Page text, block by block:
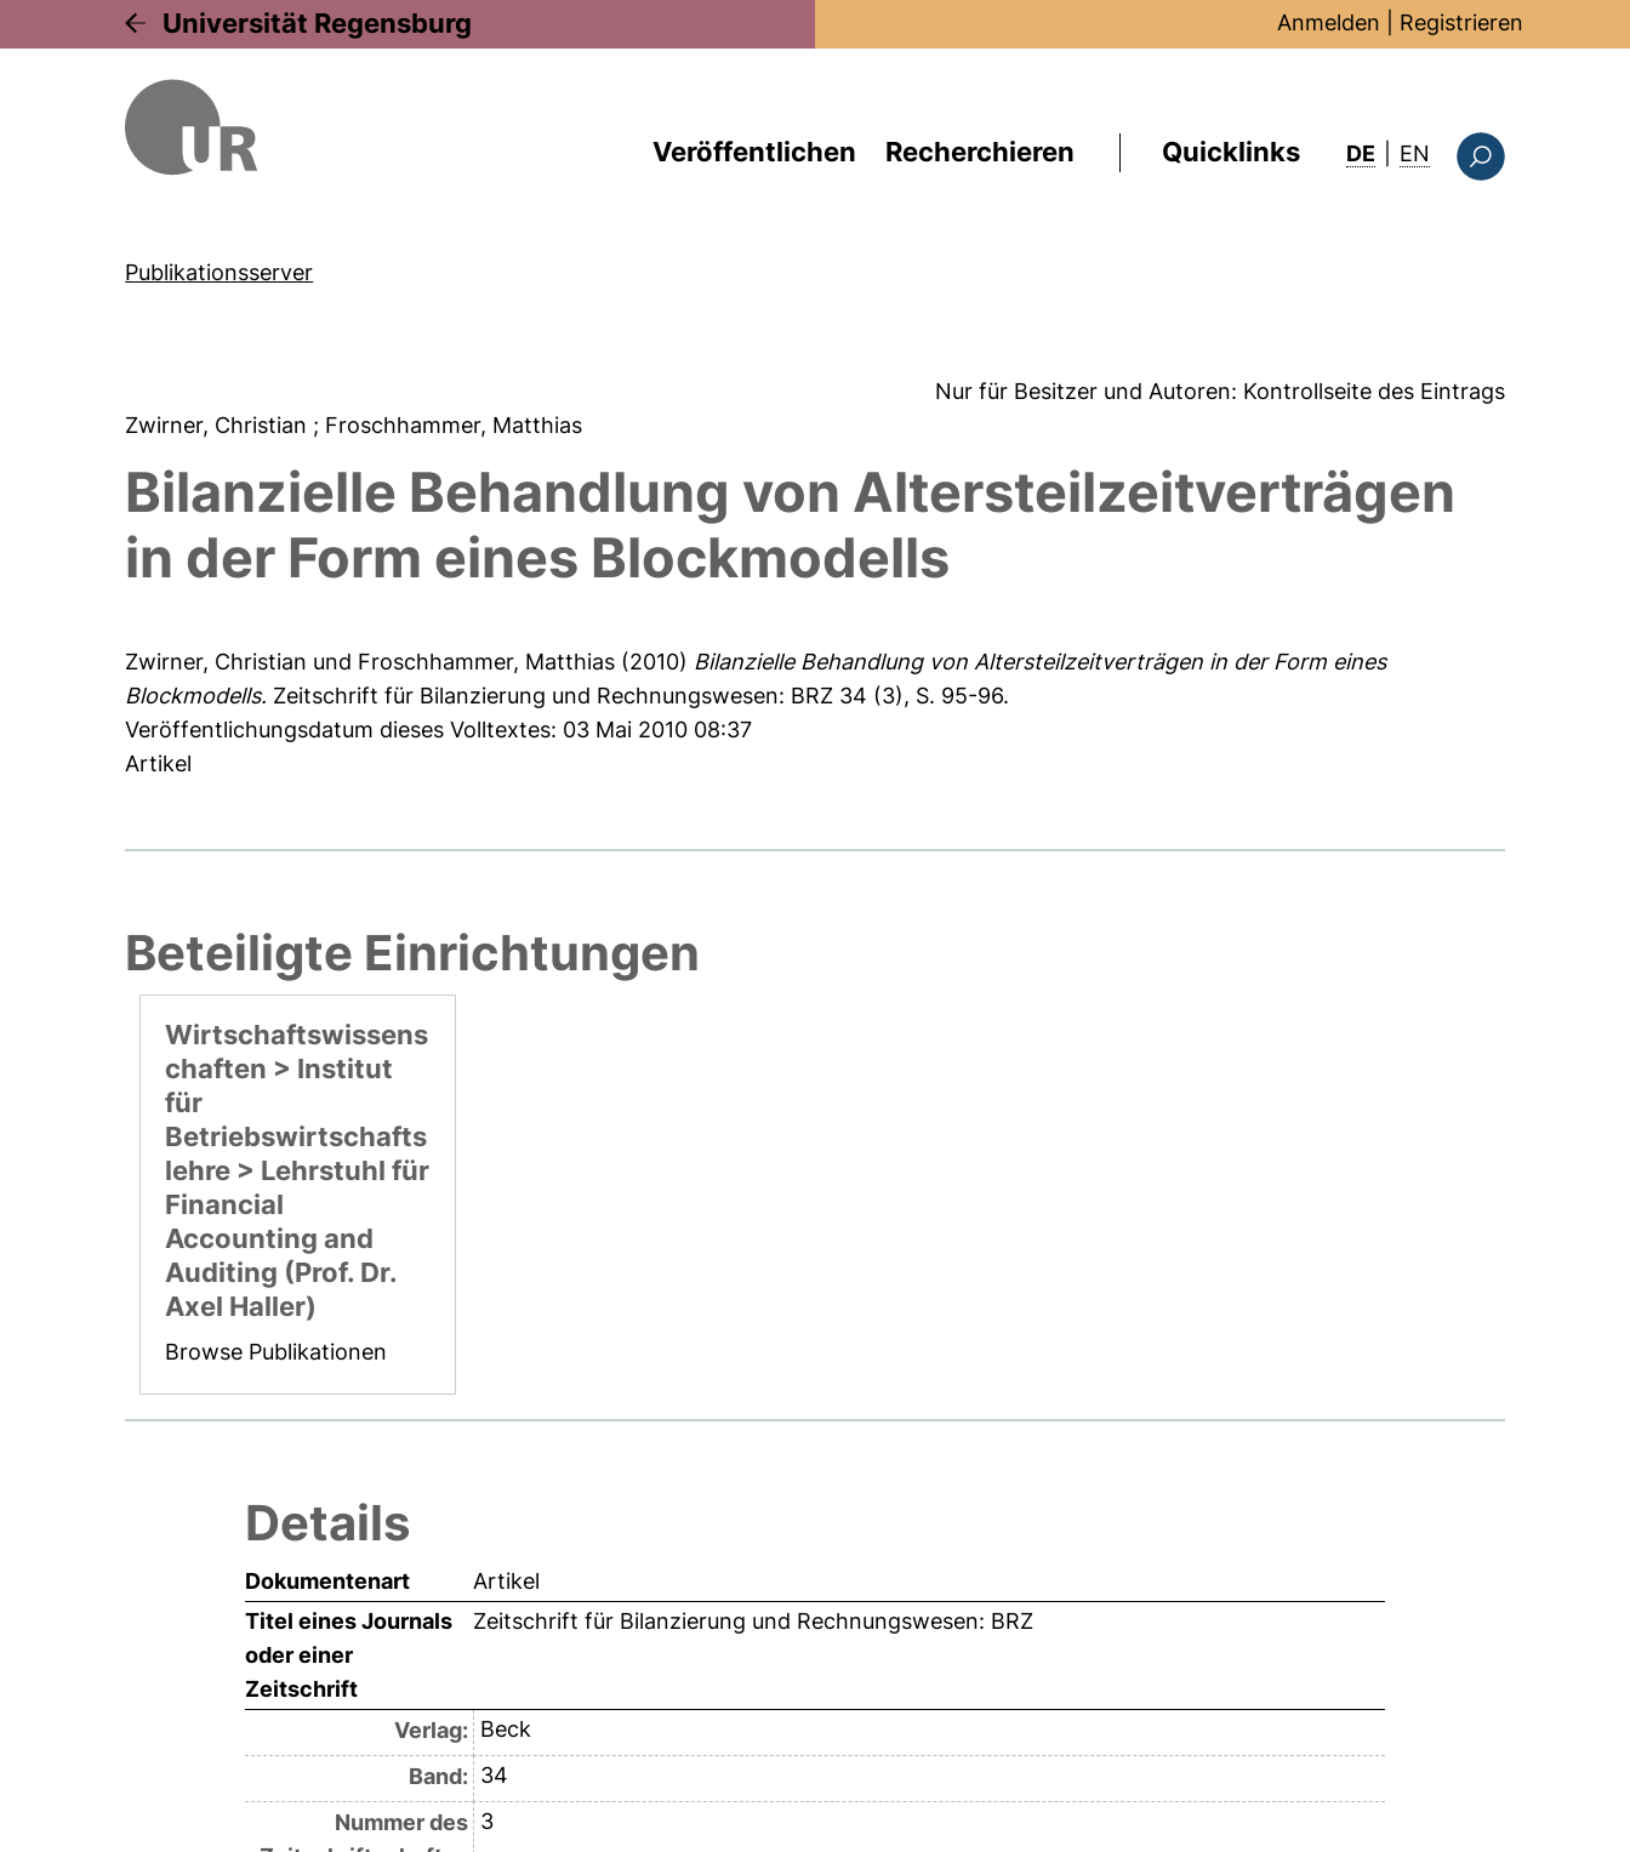
Universität Regensburg Anmelden Registrieren
Veröffentlichen Recherchieren Quicklinks DE EN : this page in
Publikationsserver
Nur für Besitzer und Autoren: Kontrollseite des Eintrags
Zwirner, Christian ; Froschhammer, Matthias
Bilanzielle Behandlung von Altersteilzeitverträgen
in der Form eines Blockmodells
Zwirner, Christian und Froschhammer, Matthias (2010) Bilanzielle Behandlung von Altersteilzeitverträgen in der Form eines
Blockmodells. Zeitschrift für Bilanzierung und Rechnungswesen: BRZ 34 (3), S. 95-96.
Veröffentlichungsdatum dieses Volltextes: 03 Mai 2010 08:37
Artikel
Beteiligte Einrichtungen
Wirtschaftswissens
chaften > Institut
für
Betriebswirtschafts
lehre > Lehrstuhl für
Financial
Accounting and
Auditing (Prof. Dr.
Axel Haller)
Browse Publikationen
Details
Dokumentenart
Artikel
Titel eines Journals
oder einer
Zeitschrift
Zeitschrift für Bilanzierung und Rechnungswesen: BRZ
Verlag: Beck
Band: 34
Nummer des 3